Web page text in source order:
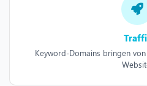
Keyword-Domains bringen